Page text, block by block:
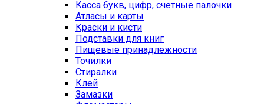
Касса букв, цифр, счетные палочки
Атласы и карты
Краски и кисти
Подставки для книг
Пищевые принадлежности
Точилки
Стиралки
Клей
Замазки